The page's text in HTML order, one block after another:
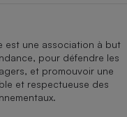
est une association à but
pour défendre les
et promouvoir une
et respectueuse des